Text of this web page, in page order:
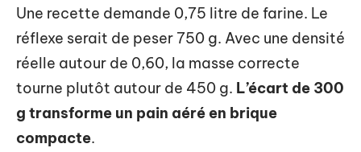
Une recette demande 0,75 litre de farine. Le
réflexe serait de peser 750 g. Avec une densité
réelle autour de 0,60, la masse correcte
tourne plutôt autour de 450 g. L’écart de 300
g transforme un pain aéré en brique
compacte.